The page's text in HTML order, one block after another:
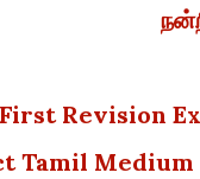
Revision
Tamil Medium